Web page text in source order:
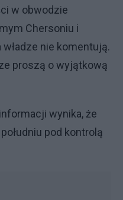
w obwodzie
Chersoniu i
nie komentują.
proszą o wyjątkową
wynika, że
pod kontrolą